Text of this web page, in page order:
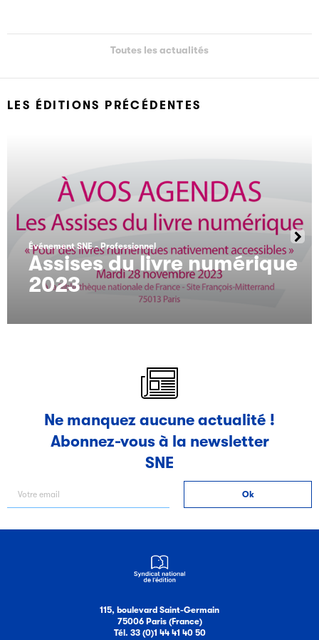
Toutes les actualités
LES ÉDITIONS PRÉCÉDENTES
Événement SNE Professionnel
Assises du livre numérique
2023
Ne manquez aucune actualité !
Abonnez-vous à la newsletter
SNE
115, boulevard Saint-Germain
75006 Paris (France)
Tél. 33 (0)1 44 41 40 50